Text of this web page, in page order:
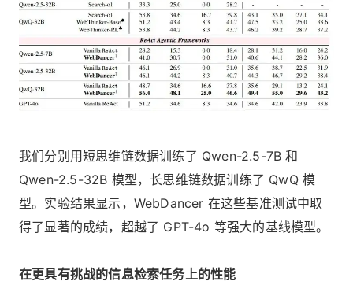
我们分别用短思维链数据训练了 Qwen-2.5-7B 和
Qwen-2.5-32B 模型，长思维链数据训练了 QwQ 模
型。实验结果显示，WebDancer 在这些基准测试中取
得了显著的成绩，超越了 GPT-4o 等强大的基线模型。
在更具有挑战的信息检索任务上的性能